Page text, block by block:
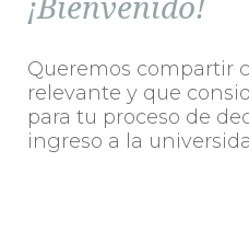
Queremos compartir
relevante y que
para tu proceso de
ingreso a la